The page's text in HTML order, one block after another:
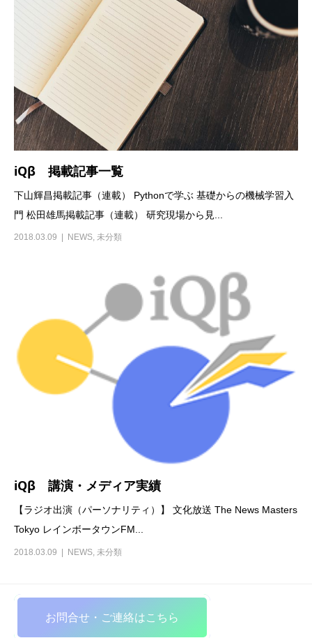
iQβ 掲載記事一覧
下山輝昌掲載記事（連載） Pythonで学ぶ 基礎からの機械学習入
門 松田雄馬掲載記事（連載） 研究現場から見...
2018.03.09 NEWS, 未分類
iQβ 講演・メディア実績
【ラジオ出演（パーソナリティ）】 文化放送 The News Masters
Tokyo レインボータウンFM...
2018.03.09 NEWS 未分類
お問合せ・ご連絡はこちら